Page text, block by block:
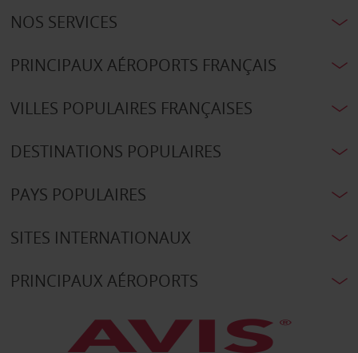
NOS SERVICES
PRINCIPAUX AÉROPORTS FRANÇAIS
VILLES POPULAIRES FRANÇAISES
DESTINATIONS POPULAIRES
PAYS POPULAIRES
SITES INTERNATIONAUX
PRINCIPAUX AÉROPORTS